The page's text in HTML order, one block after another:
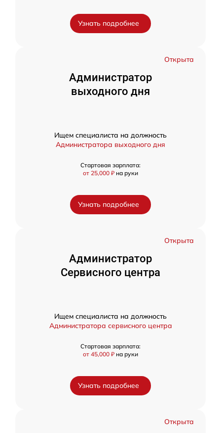
Узнать подробнее
Открыта
Администратор
выходного дня
Ищем специалиста на должность
Администратора выходного дня
Стартовая зарплата:
от 25,000 ₽ на руки
Узнать подробнее
Открыта
Администратор
Сервисного центра
Ищем специалиста на должность
Администратора сервисного центра
Стартовая зарплата:
от 45,000 ₽ на руки
Узнать подробнее
Открыта